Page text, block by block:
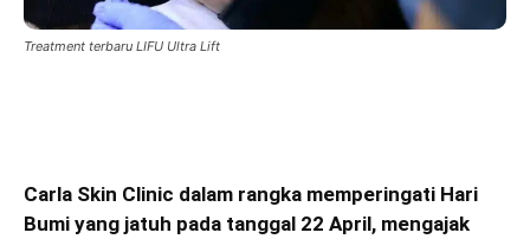
Treatment terbaru LIFU Ultra Lift
Carla Skin Clinic dalam rangka memperingati Hari
Bumi yang jatuh pada tanggal 22 April, mengajak